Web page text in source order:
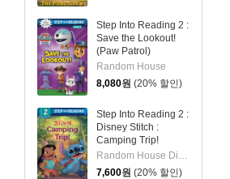
Step Into Reading 2 :
Save the Lookout!
(Paw Patrol)
Random House
8,080원 (20% 할인)
Step Into Reading 2 :
Disney Stitch :
Camping Trip!
7,600원 (20% 할인)